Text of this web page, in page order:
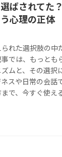
ばされてた
心理の正体
られた選択肢の
では、もっとも
ムと、その選択
スや日常の会話
で、今すぐ使え